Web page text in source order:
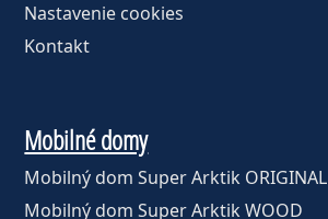
Nastavenie cookies
Kontakt
Mobilné domy
Mobilný dom Super Arktik ORIGINAL
Mobilný dom Super Arktik WOOD